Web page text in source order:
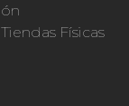
Físicas